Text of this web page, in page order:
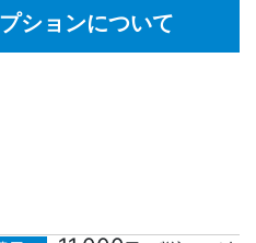
ションについて